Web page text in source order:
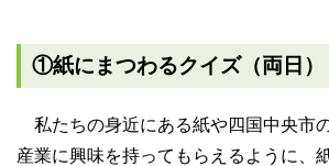
①紙にまつわるクイズ（両日）
私たちの身近にある紙や四国中央市
産業に興味を持ってもらえるように、